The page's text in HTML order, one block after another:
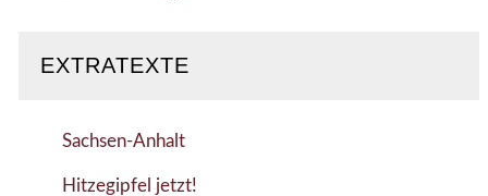
EXTRATEXTE
Sachsen-Anhalt
Hitzegipfel jetzt!